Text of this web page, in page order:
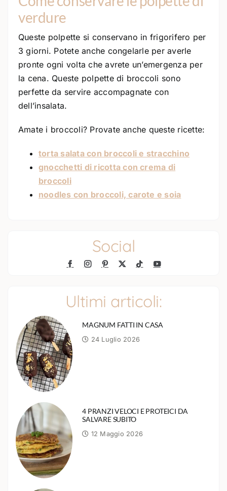
verdure
Queste polpette si conservano in frigorifero per
3 giorni. Potete anche congelarle per averle
pronte ogni volta che avrete un’emergenza per
la cena. Queste polpette di broccoli sono
perfette da servire accompagnate con
dell’insalata.
Amate i broccoli? Provate anche queste ricette:
torta salata con broccoli e stracchino
gnocchetti di ricotta con crema di
broccoli
noodles con broccoli, carote e soia
Social
Ultimi articoli:
MAGNUM FATTI IN CASA
24 Luglio 2026
4 PRANZI VELOCI E PROTEICI DA
SALVARE SUBITO
12 Maggio 2026